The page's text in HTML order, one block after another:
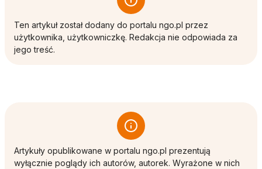
Ten artykuł został dodany do portalu ngo.pl przez
użytkownika, użytkowniczkę. Redakcja nie odpowiada za
jego treść.
Artykuły opublikowane w portalu ngo.pl prezentują
wyłącznie poglądy ich autorów, autorek. Wyrażone w nich